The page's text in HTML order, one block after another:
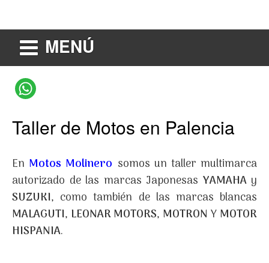
MENÚ
Taller de Motos en Palencia
En Motos Molinero somos un taller multimarca
autorizado de las marcas Japonesas YAMAHAy
SUZUKI, como también de las marcas blancas
MALAGUTI, LEONAR MOTORS, MOTRON Y MOTOR
HISPANIA.